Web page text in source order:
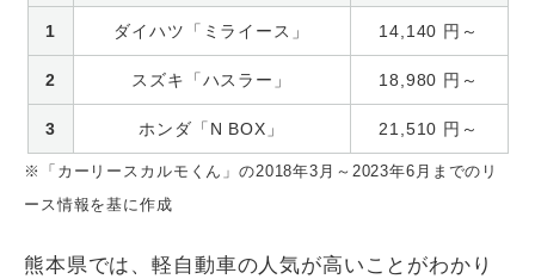
1 ダイハツ「ミライース」 14,140 円～
2 スズキ「ハスラー」 18,980 円～
3 ホンダ「N BOX」 21,510 円～
※「カーリースカルモくん」の2018年3月～2023年6月までのリ
ース情報を基に作成
熊本県では、軽自動車の人気が高いことがわかり